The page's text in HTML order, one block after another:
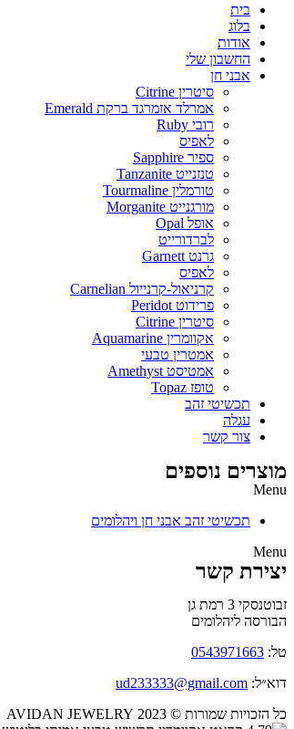
בית
בלוג
אודות
החשבון שלי
אבני חן
סיטרין Citrine
אמרלד אזמרגד ברקת Emerald
רובי Ruby
לאפיס
ספיר Sapphire
טנזנייט Tanzanite
טורמלין Tourmaline
מורגנייט Morganite
אופל Opal
לברדורייט
גרנט Garnett
לאפיס
קרניאול-קרנייול Carnelian
פרידוט Peridot
סיטרין Citrine
אקוומרין Aquamarine
אמטרין טבעי
אמטיסט Amethyst
טופז Topaz
תכשיטי זהב
עגלה
צור קשר
מוצרים נוספים
Menu
תכשיטי זהב אבני חן ויהלומים
Menu
יצירת קשר
זבוטנסקי 3 רמת גן
הבורסה ליהלומים
טל: 0543971663
דוא״ל: ud233333@gmail.com
כל הזכויות שמורות © 2023 AVIDAN JEWELRY